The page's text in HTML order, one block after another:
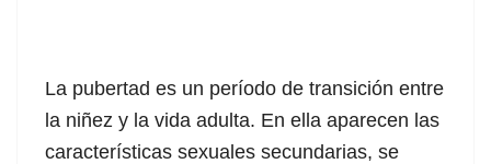
La pubertad es un período de transición entre
la niñez y la vida adulta. En ella aparecen las
características sexuales secundarias, se